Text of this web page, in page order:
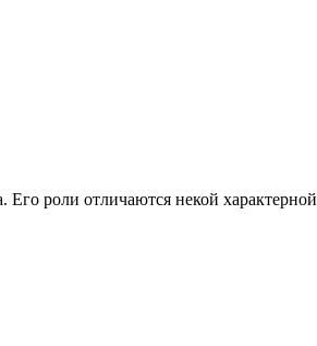
Его роли отличаются некой характерной